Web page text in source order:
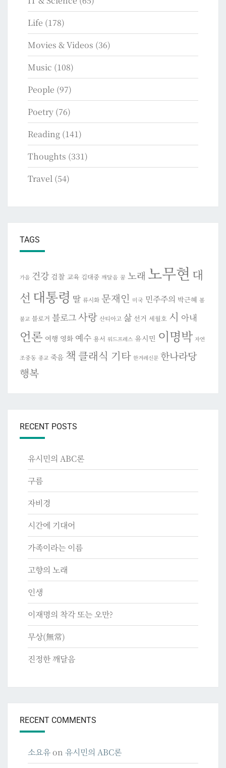
Life (178)
Movies & Videos (36)
Music (108)
People (97)
Poetry (76)
Reading (141)
Thoughts (331)
Travel (54)
TAGS
가을 건강 검찰 교육 김대중 깨달음 꿈 노래 노무현 대
선 대통령 딸 류시화 문재인 미국 민주주의 박근혜 봄
불교 블로거 블로그사랑 산티아고 삶 선거 세월호 시 아내
언론 여행 영화 예수 용서 워드프레스 유시민 이명박 자연
조중동 종교 죽음 책 클래식 기타 한겨레신문 한나라당
행복
RECENT POSTS
유시민의 ABC론
구름
자비경
시간에 기대어
가족이라는 이름
고향의 노래
인생
이재명의 착각 또는 오만?
무상(無常)
진정한 깨달음
RECENT COMMENTS
소요유on 유시민의 ABC론